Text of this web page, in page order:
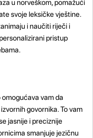
u norveškom, pomažući
svoje leksičke vještine.
i naučiti riječi i
pristup
vam da
govornika. To vam
jasnije i preciznije
smanjuje jezičnu